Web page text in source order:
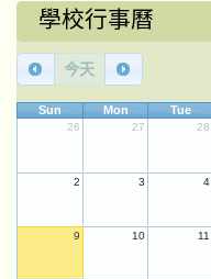
學校行事曆
今天
Sun Mon Tue
26 27 28
2 3 4
9 10 11